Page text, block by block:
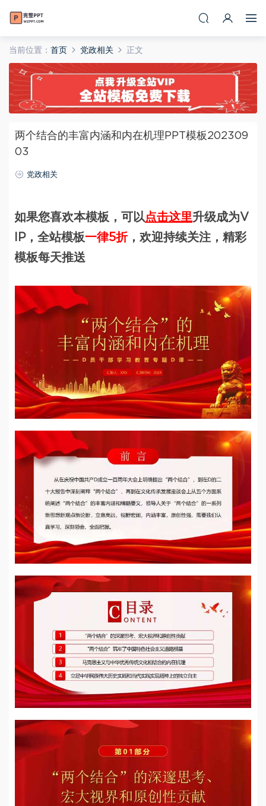
当前位置： 首页 党政相关 正文
两个结合的丰富内涵和内在机理PPT模板202309
03
党政相关
如果您喜欢本模板，可以点击这里升级成为V
IP，全站模板一律5折，欢迎持续关注，精彩
模板每天推送